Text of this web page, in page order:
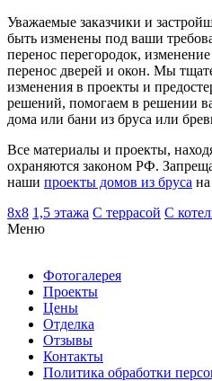
Уважаемые заказчики и
быть изменены под ваши
перенос перегородок,
перенос дверей и окон. Мы
изменения в проекты и
решений, помогаем в решении
дома или бани из бруса или
Все материалы и проекты,
охраняются законом РФ.
наши проекты домов из бруса
8х8 1,5 этажа С террасой С
Меню
Фотогалерея
Проекты
Цены
Отделка
Отзывы
Контакты
Политика обработки